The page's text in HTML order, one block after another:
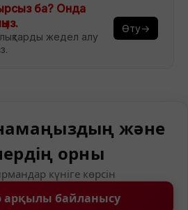
ба? Онда
жедел алу
Өту→
және
орны
күніге көрсін
арқылы байланысу